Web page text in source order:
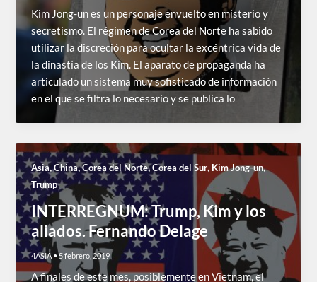
Kim Jong-un es un personaje envuelto en misterio y
secretismo. El régimen de Corea del Norte ha sabido
utilizar la discreción para ocultar la excéntrica vida de
la dinastía de los Kim. El aparato de propaganda ha
articulado un sistema muy sofisticado de información
en el que se filtra lo necesario y se publica lo
Asia,China,Corea del Norte,Corea del Sur, Kim Jong-un,
Trump
INTERREGNUM: Trump, Kim y los
aliados. Fernando Delage
4ASIA •5 febrero, 2019
A finales de este mes, posiblemente en Vietnam, el